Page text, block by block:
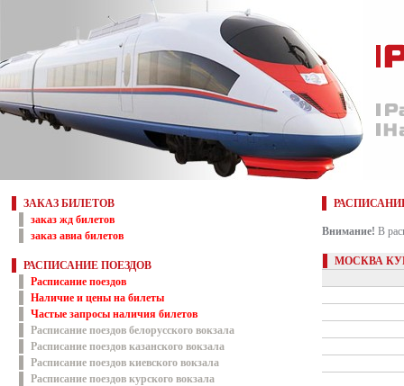
ЗАКАЗ БИЛЕТОВ
заказ жд билетов
заказ авиа билетов
РАСПИСАНИЕ ПОЕЗДОВ
Расписание поездов
Наличие и цены на билеты
Частые запросы наличия билетов
Расписание поездов белорусского вокзала
Расписание поездов казанского вокзала
Расписание поездов киевского вокзала
Расписание поездов курского вокзала
Внимание! В
МОСКВА